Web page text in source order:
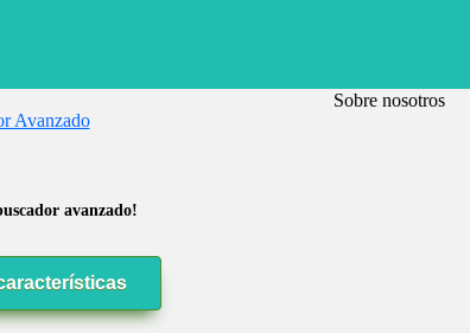
avanzado!
Sobre nosotros